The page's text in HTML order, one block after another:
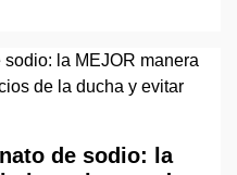
de sodio: la